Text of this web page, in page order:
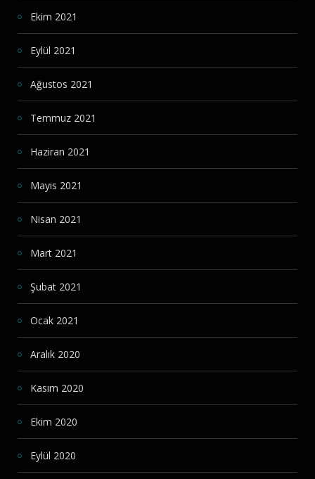
Ekim 2021
Eylül 2021
Ağustos 2021
Temmuz 2021
Haziran 2021
Mayıs 2021
Nisan 2021
Mart 2021
Şubat 2021
Ocak 2021
Aralık 2020
Kasım 2020
Ekim 2020
Eylül 2020